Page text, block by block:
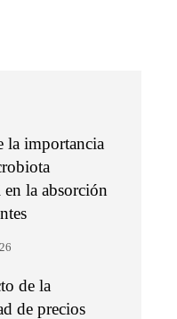
la importancia
en la absorción
de la
de precios